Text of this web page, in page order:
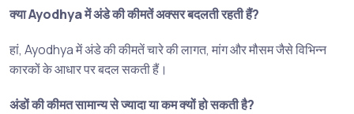
क्या Ayodhya में अंडे की कीमतें अक्सर बदलती रहती हैं?
हां, Ayodhya में अंडे की कीमतें चारे की लागत, मांग और मौसम जैसे विभिन्न
कारकों के आधार पर बदल सकती हैं।
अंडों की कीमत सामान्य से ज्यादा या कम क्यों हो सकती है?